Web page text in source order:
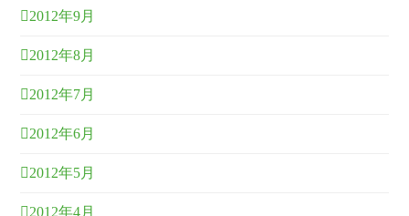
2012年9月
2012年8月
2012年7月
2012年6月
2012年5月
2012年4月